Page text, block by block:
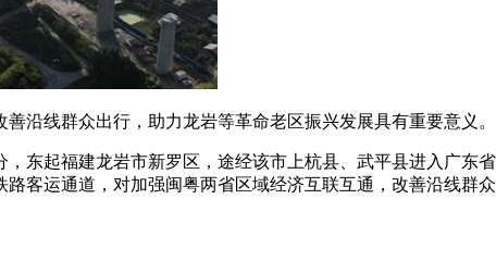
沿线群众出行，助力龙岩等革命老区振兴发展具有重要意义。
东起福建龙岩市新罗区，途经该市上杭县、武平县进入广东
客运通道，对加强闽粤两省区域经济互联互通，改善沿线群